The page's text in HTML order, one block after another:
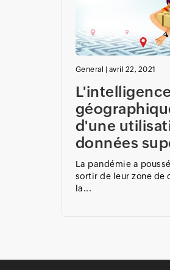
General avril 22, 2021
L'intelligence
d'une
données
La pandémie a
sortir de leur zone de
la...